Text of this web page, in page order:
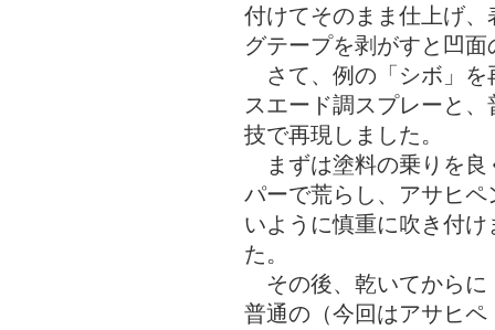
付けてそのまま仕上げ
グテープを剥がすと凹
さて、例の「シボ」を
スエード調スプレーと
技で再現しました。
まずは塗料の乗りを良
パーで荒らし、アサヒ
いように慎重に吹き付
た。
その後、乾いてからに
普通の（今回はアサヒペ